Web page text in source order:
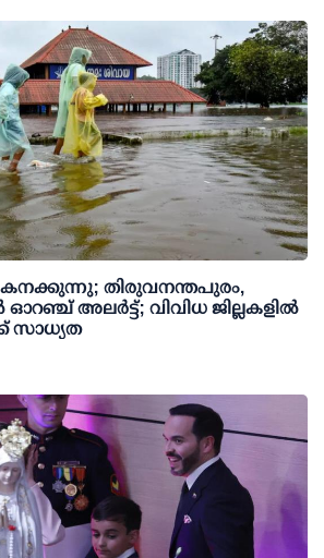
തിരുവനന്തപുരം,
ഓറഞ്ച് അലർട്ട്; വിവിധ ജില്ലകളിൽ
സാധ്യത